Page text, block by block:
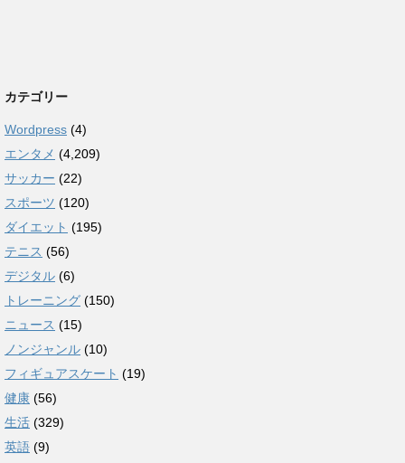
カテゴリー
Wordpress (4)
エンタメ (4,209)
サッカー (22)
スポーツ (120)
ダイエット (195)
テニス (56)
デジタル (6)
トレーニング (150)
ニュース (15)
ノンジャンル (10)
フィギュアスケート (19)
健康 (56)
生活 (329)
英語 (9)